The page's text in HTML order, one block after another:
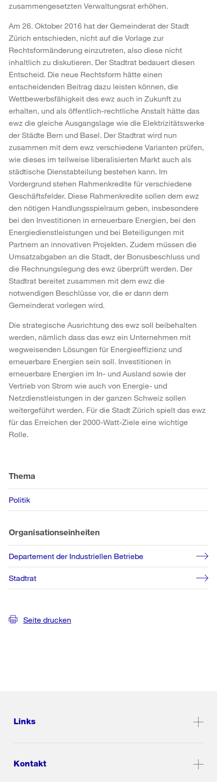
zusammengesetzten Verwaltungsrat erhöhen.
Am 26. Oktober 2016 hat der Gemeinderat der Stadt
Zürich entschieden, nicht auf die Vorlage zur
Rechtsformänderung einzutreten, also diese nicht
inhaltlich zu diskutieren. Der Stadtrat bedauert diesen
Entscheid. Die neue Rechtsform hätte einen
entscheidenden Beitrag dazu leisten können, die
Wettbewerbsfähigkeit des ewz auch in Zukunft zu
erhalten, und als öffentlich-rechtliche Anstalt hätte das
ewz die gleiche Ausgangslage wie die Elektrizitätswerke
der Städte Bern und Basel. Der Stadtrat wird nun
zusammen mit dem ewz verschiedene Varianten prüfen,
wie dieses im teilweise liberalisierten Markt auch als
städtische Dienstabteilung bestehen kann. Im
Vordergrund stehen Rahmenkredite für verschiedene
Geschäftsfelder. Diese Rahmenkredite sollen dem ewz
den nötigen Handlungsspielraum geben, insbesondere
bei den Investitionen in erneuerbare Energien, bei den
Energiedienstleistungen und bei Beteiligungen mit
Partnern an innovativen Projekten. Zudem müssen die
Umsatzabgaben an die Stadt, der Bonusbeschluss und
die Rechnungslegung des ewz überprüft werden. Der
Stadtrat bereitet zusammen mit dem ewz die
notwendigen Beschlüsse vor, die er dann dem
Gemeinderat vorlegen wird.
Die strategische Ausrichtung des ewz soll beibehalten
werden, nämlich dass das ewz ein Unternehmen mit
wegweisenden Lösungen für Energieeffizienz und
erneuerbare Energien sein soll. Investitionen in
erneuerbare Energien im In- und Ausland sowie der
Vertrieb von Strom wie auch von Energie- und
Netzdienstleistungen in der ganzen Schweiz sollen
weitergeführt werden. Für die Stadt Zürich spielt das ewz
für das Erreichen der 2000-Watt-Ziele eine wichtige
Rolle.
Informationen
Thema
Politik
Organisationseinheiten
Departement der Industriellen Betriebe
Stadtrat
Seite drucken
Links
Kontakt